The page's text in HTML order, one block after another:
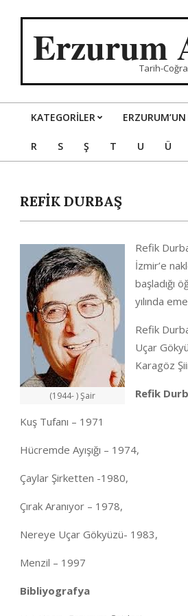
Erzurum
Tarih-
Primary
Navigation
KATEGORILER ERZURUM’UN
R S Ş T U Ü
REFİK DURBAŞ
(1944- ) Şair
Refik
İzmir’e
başladığı
yılında
Refik
Uçar
Karagöz
Refik
Kuş Tufanı – 1971
Hücremde Ayışığı – 1974,
Çaylar Şirketten -1980,
Çırak Aranıyor – 1978,
Nereye Uçar Gökyüzü- 1983,
Menzil – 1997
Bibliyografya